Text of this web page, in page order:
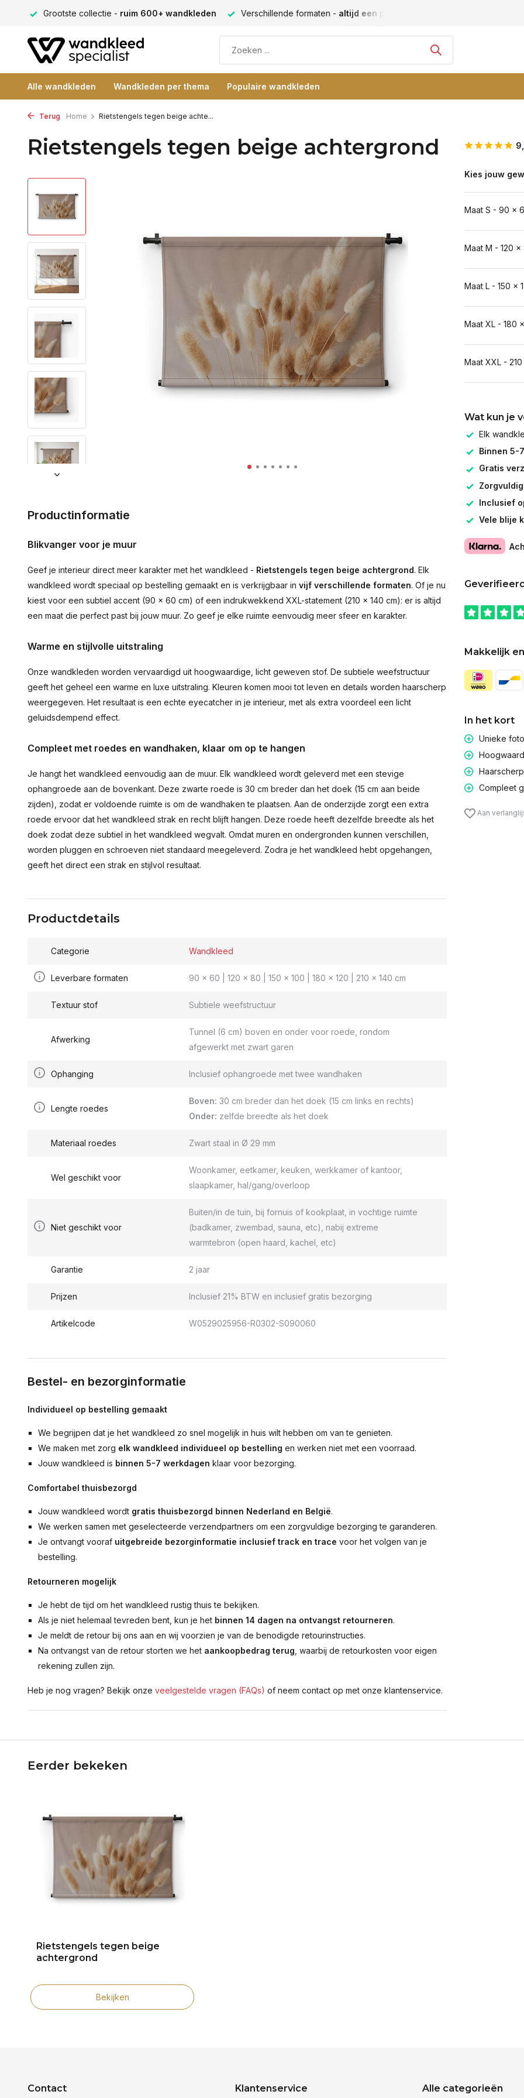
Grootste collectie - ruim 600+ wandkleden Verschillende formaten - altijd een passende maat
Alle wandkleden Wandkleden per thema Populaire wandkleden
Terug Home Rietstengels tegen beige achte...
Rietstengels tegen beige achtergrond
Productinformatie
Blikvanger voor je muur
Geef je interieur direct meer karakter met het wandkleed - Rietstengels tegen beige achtergrond. Elk
wandkleed wordt speciaal op bestelling gemaakt en is verkrijgbaar in vijf verschillende formaten. Of je nu
kiest voor een subtiel accent (90 × 60 cm) of een indrukwekkend XXL-statement (210 × 140 cm): er is altijd
een maat die perfect past bij jouw muur. Zo geef je elke ruimte eenvoudig meer sfeer en karakter.
Warme en stijlvolle uitstraling
Onze wandkleden worden vervaardigd uit hoogwaardige, licht geweven stof. De subtiele weefstructuur
geeft het geheel een warme en luxe uitstraling. Kleuren komen mooi tot leven en details worden haarscherp
weergegeven. Het resultaat is een echte eyecatcher in je interieur, met als extra voordeel een licht
geluidsdempend effect.
Compleet met roedes en wandhaken, klaar om op te hangen
Je hangt het wandkleed eenvoudig aan de muur. Elk wandkleed wordt geleverd met een stevige
ophangroede aan de bovenkant. Deze zwarte roede is 30 cm breder dan het doek (15 cm aan beide
zijden), zodat er voldoende ruimte is om de wandhaken te plaatsen. Aan de onderzijde zorgt een extra
roede ervoor dat het wandkleed strak en recht blijft hangen. Deze roede heeft dezelfde breedte als het
doek zodat deze subtiel in het wandkleed wegvalt. Omdat muren en ondergronden kunnen verschillen,
worden pluggen en schroeven niet standaard meegeleverd. Zodra je het wandkleed hebt opgehangen,
geeft het direct een strak en stijlvol resultaat.
Productdetails
Categorie Wandkleed
Leverbare formaten 90 x 60 | 120 x 80 | 150 x 100 | 180 x 120 | 210 x 140 cm
Textuur stof Subtiele weefstructuur
Afwerking
Tunnel (6 cm) boven en onder voor roede, rondom
afgewerkt met zwart garen
Ophanging Inclusief ophangroede met twee wandhaken
Lengte roedes
Boven: 30 cm breder dan het doek (15 cm links en rechts)
Onder: zelfde breedte als het doek
Materiaal roedes Zwart staal in Ø 29 mm
Wel geschikt voor
Woonkamer, eetkamer, keuken, werkkamer of kantoor,
slaapkamer, hal/gang/overloop
Niet geschikt voor
Buiten/in de tuin, bij fornuis of kookplaat, in vochtige ruimte
(badkamer, zwembad, sauna, etc), nabij extreme
warmtebron (open haard, kachel, etc)
Garantie 2 jaar
Prijzen Inclusief 21% BTW en inclusief gratis bezorging
Artikelcode W0529025956-R0302-S090060
Bestel- en bezorginformatie
Individueel op bestelling gemaakt
We begrijpen dat je het wandkleed zo snel mogelijk in huis wilt hebben om van te genieten.
We maken met zorg elk wandkleed individueel op bestelling en werken niet met een voorraad.
Jouw wandkleed is binnen 5-7 werkdagen klaar voor bezorging.
Comfortabel thuisbezorgd
Jouw wandkleed wordt gratis thuisbezorgd binnen Nederland en België.
We werken samen met geselecteerde verzendpartners om een zorgvuldige bezorging te garanderen.
Je ontvangt vooraf uitgebreide bezorginformatie inclusief track en trace voor het volgen van je
bestelling.
Retourneren mogelijk
Je hebt de tijd om het wandkleed rustig thuis te bekijken.
Als je niet helemaal tevreden bent, kun je het binnen 14 dagen na ontvangst retourneren.
Je meldt de retour bij ons aan en wij voorzien je van de benodigde retourinstructies.
Na ontvangst van de retour storten we het aankoopbedrag terug , waarbij de retourkosten voor eigen
rekening zullen zijn.
Heb je nog vragen? Bekijk onze veelgestelde vragen (FAQs) of neem contact op met onze klantenservice.
Kies jouw
Maat S - 90 x
Maat M - 120 x
Maat L - 150 x
Maat XL - 180
Maat XXL -
Wat kun je
Elk
Binnen 5-
Gratis
Inclusief
Vele blije
Makkelijk
In het kort
Unieke
Compleet
Aan
Eerder bekeken
Rietstengels tegen beige
achtergrond
Bekijken
Contact Klantenservice Alle categorieën